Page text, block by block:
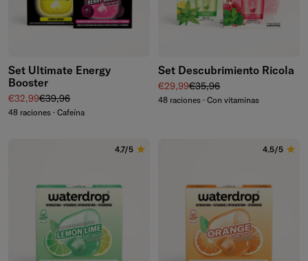
Set Ultimate Energy
Booster
Precio de venta
€32,99Precio normal
€39,96
48 raciones · Cafeína
Set Descubrimiento Ricola
Precio de venta
€29,99Precio normal
€35,96
48 raciones · Con vitaminas
4.7/5 4.5/5